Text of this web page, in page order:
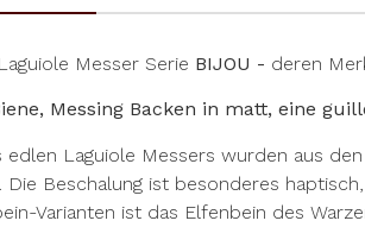
Messer Serie BIJOU - deren
Messing Backen in matt, eine
Laguiole Messers wurden aus
Die Beschalung ist besonderes
Varianten ist das Elfenbein des